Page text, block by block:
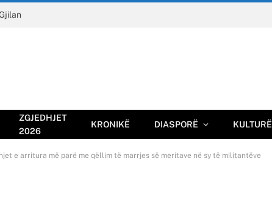
ZGJEDHJET
2026
KRONIKË DIASPORË KULTURË
e arritura më parë me qëllim të marrjes së meritave në sy të militantëve